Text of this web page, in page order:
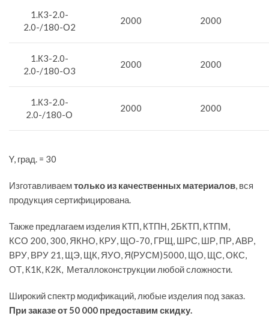
1.К3-2.0-
2.0-/180-О2
2000 2000
1.К3-2.0-
2.0-/180-О3
2000 2000
1.К3-2.0-
2.0-/180-О
2000 2000
Y, град. = 30
Изготавливаемтолько из качественных материалов, вся
продукция сертифицирована.
Также предлагаем изделия КТП, КТПН, 2БКТП, КТПМ,
КСО 200, 300, ЯКНО, КРУ, ЩО-70, ГРЩ, ШРС, ШР, ПР, АВР,
ВРУ, ВРУ 21, ЩЭ, ЩК, ЯУО, Я(РУСМ)5000, ЩО, ЩС, ОКС,
ОТ, К1К, К2К, Металлоконструкции любой сложности.
Широкий спектр модификаций, любые изделия под заказ.
При заказе от 50 000 предоставим скидку.